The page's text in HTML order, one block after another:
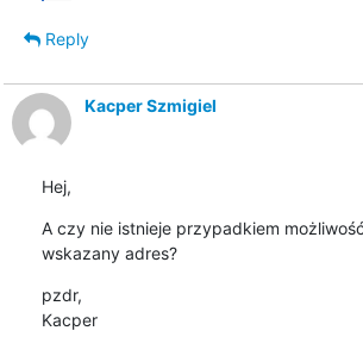
Reply
Kacper Szmigiel
Hej,
A czy nie istnieje przypadkiem
wskazany adres?
pzdr,
Kacper